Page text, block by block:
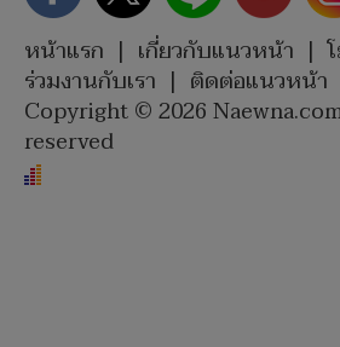
หน้าแรก | เกี่ยวกับแนวหน้า |
ร่วมงานกับเรา | ติดต่อแนวหน้า
Copyright © 2026
reserved